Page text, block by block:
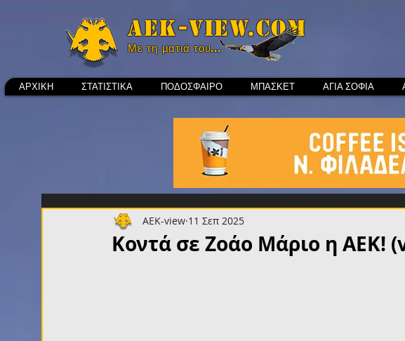
Aek-view.com
Με τη ματιά του...
ΑΡΧΙΚΗ ΣΤΑΤΙΣΤΙΚΑ ΠΟΔΟΣΦΑΙΡΟ ΜΠΑΣΚΕΤ ΑΓΙΑ ΣΟΦΙΑ
Κοντά σε Ζοάο Μάριο η ΑΕΚ!
AEK-view 11 Σεπ 2025